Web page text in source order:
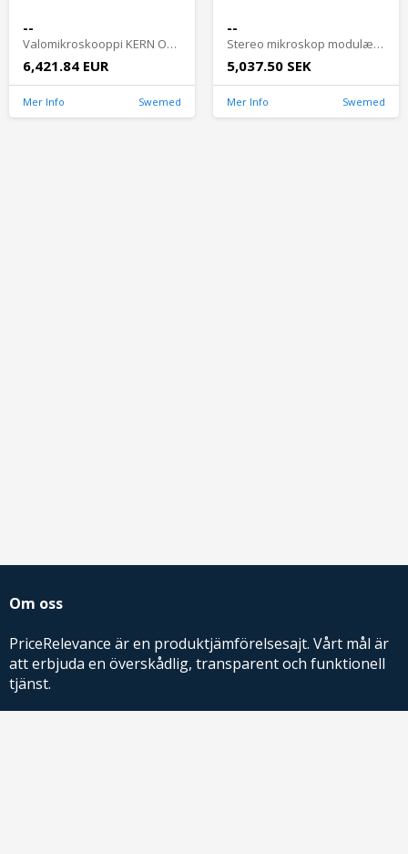
--
Valomikroskooppi KERN OBN 14 - OBN 147
6,421.84 EUR
Mer Info Swemed
--
Stereo mikroskop modulært system – Hoved KERN OZL 462
5,037.50 SEK
Mer Info Swemed
Om oss
PriceRelevance är en produktjämförelsesajt. Vårt mål är
att erbjuda en överskådlig, transparent och funktionell
tjänst.
PriceRelevance ägs och drivs av AdRelevance Sverige AB.